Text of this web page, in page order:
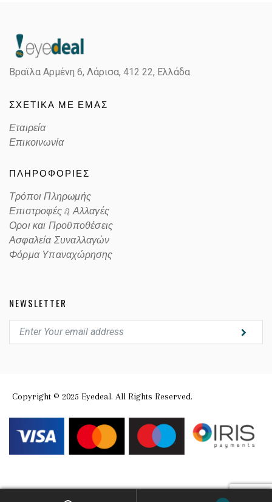
Βραϊλα Αρμένη 6, Λάρισα, 412 22, Ελλάδα
ΣΧΕΤΙΚΑ ΜΕ ΕΜΑΣ
Εταιρεία
Επικοινωνία
ΠΛΗΡΟΦΟΡΙΕΣ
Τρόποι Πληρωμής
Επιστροφές & Αλλαγές
Οροι και Προϋποθέσεις
Ασφαλεία Συναλλαγών
Φόρμα Υπαναχώρησης
NEWSLETTER
Copyright © 2025 Eyedeal. All Rights Reserved.